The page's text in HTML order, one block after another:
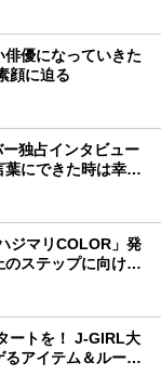
俳優になっていきた
顔に迫る
独占インタビュー
にできた時は幸
ジマリCOLOR」発
ステップに向けた
かな笑顔で意気込
ートを！ J-GIRL大
アイテム＆ルーテ